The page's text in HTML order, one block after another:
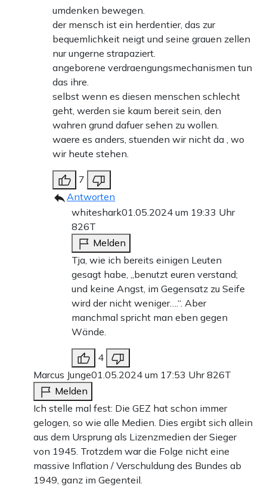
umdenken bewegen.
der mensch ist ein herdentier, das zur
bequemlichkeit neigt und seine grauen zellen
nur ungerne strapaziert.
angeborene verdraengungsmechanismen tun
das ihre.
selbst wenn es diesen menschen schlecht
geht, werden sie kaum bereit sein, den
wahren grund dafuer sehen zu wollen.
waere es anders, stuenden wir nicht da , wo
wir heute stehen.
7
Antworten
whiteshark01.05.2024 um 19:33 Uhr
826T
Melden
Tja, wie ich bereits einigen Leuten
gesagt habe, „benutzt euren verstand;
und keine Angst, im Gegensatz zu Seife
wird der nicht weniger….“. Aber
manchmal spricht man eben gegen
Wände.
4
Marcus Junge01.05.2024 um 17:53 Uhr826T
Melden
Ich stelle mal fest: Die GEZ hat schon immer
gelogen, so wie alle Medien. Dies ergibt sich allein
aus dem Ursprung als Lizenzmedien der Sieger
von 1945. Trotzdem war die Folge nicht eine
massive Inflation / Verschuldung des Bundes ab
1949, ganz im Gegenteil.